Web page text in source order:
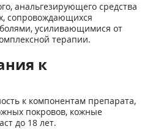
анальгезирующего средства
сопровождающихся
усиливающимися от
терапии.
к
к компонентам препарата,
покровов, кожные
до 18 лет.